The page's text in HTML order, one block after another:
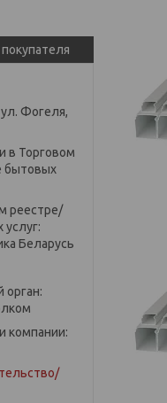
Фогеля,
в Торговом
бытовых
реестре/
Беларусь
орган:
компании: